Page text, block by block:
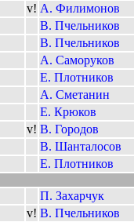
v! А. Филимонов
В. Пчельников
В. Пчельников
А. Саморуков
Е. Плотников
А. Сметанин
Е. Крюков
v! В. Городов
В. Шанталосов
Е. Плотников
П. Захарчук
v! В. Пчельников